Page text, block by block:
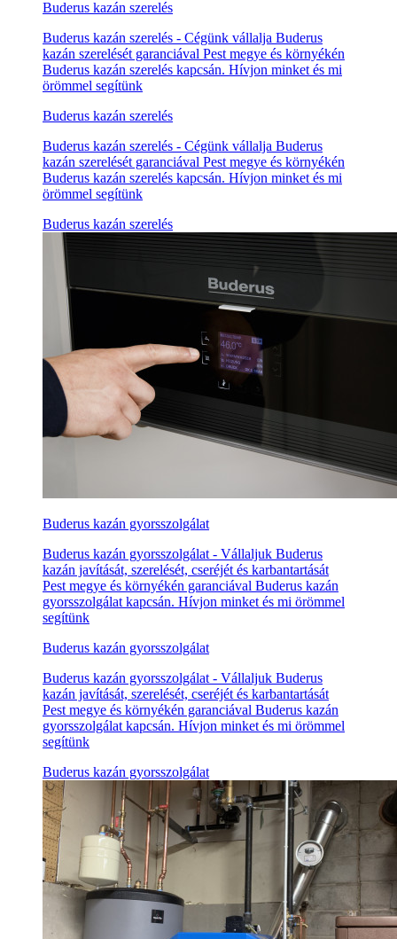
Buderus kazán szerelés
Buderus kazán szerelés - Cégünk vállalja Buderus
kazán szerelését garanciával Pest megye és környékén
Buderus kazán szerelés kapcsán. Hívjon minket és mi
örömmel segítünk
Buderus kazán szerelés
Buderus kazán szerelés - Cégünk vállalja Buderus
kazán szerelését garanciával Pest megye és környékén
Buderus kazán szerelés kapcsán. Hívjon minket és mi
örömmel segítünk
Buderus kazán szerelés
Buderus kazán gyorsszolgálat
Buderus kazán gyorsszolgálat - Vállaljuk Buderus
kazán javítását, szerelését, cseréjét és karbantartását
Pest megye és környékén garanciával Buderus kazán
gyorsszolgálat kapcsán. Hívjon minket és mi örömmel
segítünk
Buderus kazán gyorsszolgálat
Buderus kazán gyorsszolgálat - Vállaljuk Buderus
kazán javítását, szerelését, cseréjét és karbantartását
Pest megye és környékén garanciával Buderus kazán
gyorsszolgálat kapcsán. Hívjon minket és mi örömmel
segítünk
Buderus kazán gyorsszolgálat